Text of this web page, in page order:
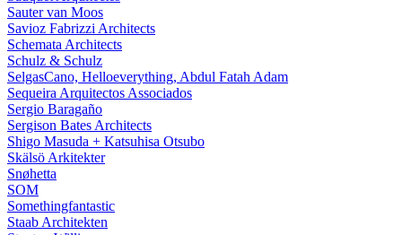
Sauter van Moos
Savioz Fabrizzi Architects
Schemata Architects
Schulz & Schulz
SelgasCano, Helloeverything, Abdul Fatah Adam
Sequeira Arquitectos Associados
Sergio Baragaño
Sergison Bates Architects
Shigo Masuda + Katsuhisa Otsubo
Skälsö Arkitekter
Snøhetta
SOM
Somethingfantastic
Staab Architekten